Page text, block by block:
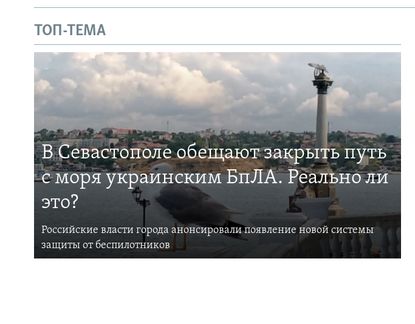
ТОП-ТЕМА
В Севастополе обещают закрыть путь
с моря украинским БпЛА. Реально ли
это?
Российские власти города анонсировали появление новой системы
защиты от беспилотников